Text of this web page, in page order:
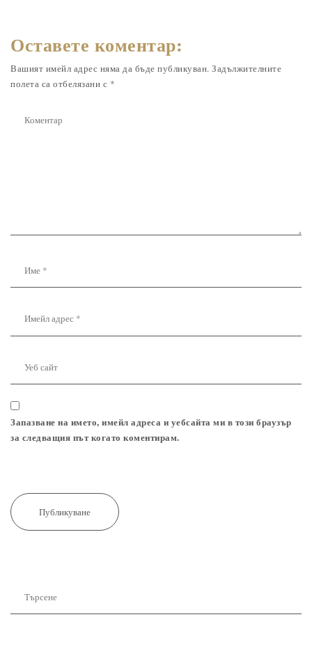
Оставете коментар:
Вашият имейл адрес няма да бъде публикуван. Задължителните
полета са отбелязани с *
Запазване на името, имейл адреса и уебсайта ми в този браузър
за следващия път когато коментирам.